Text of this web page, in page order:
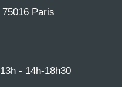
Paris
- 14h-18h30